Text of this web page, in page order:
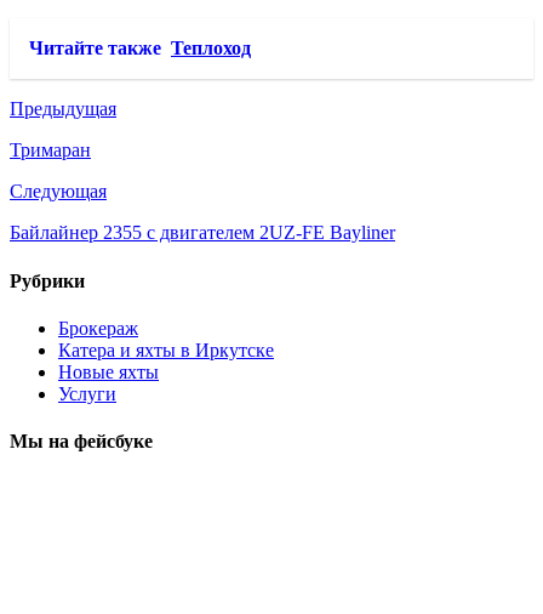
Читайте также Теплоход
Предыдущая
Тримаран
Следующая
Байлайнер 2355 с двигателем 2UZ-FE Bayliner
Рубрики
Брокераж
Катера и яхты в Иркутске
Новые яхты
Услуги
Мы на фейсбуке